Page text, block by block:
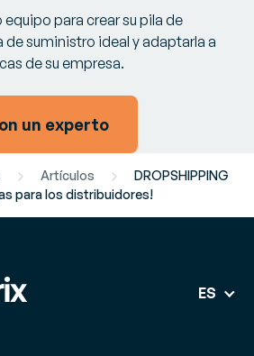
para crear su pila de
suministro ideal y adaptarla a
de su empresa.
un experto
Artículos
DROPSHIPPING
para los distribuidores!
ES